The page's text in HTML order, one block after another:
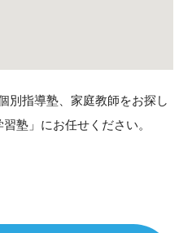
別指導塾、家庭教師をお探し
塾」にお任せください。